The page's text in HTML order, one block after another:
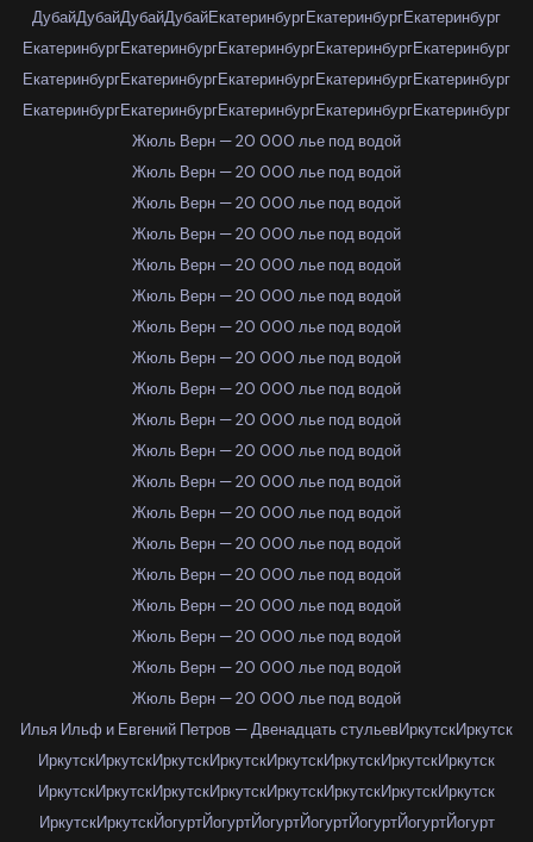
ДубайДубайДубайДубайЕкатеринбургЕкатеринбургЕкатеринбург
ЕкатеринбургЕкатеринбургЕкатеринбургЕкатеринбургЕкатеринбург
ЕкатеринбургЕкатеринбургЕкатеринбургЕкатеринбургЕкатеринбург
ЕкатеринбургЕкатеринбургЕкатеринбургЕкатеринбургЕкатеринбург
Жюль Верн — 20 000 лье под водой
Жюль Верн — 20 000 лье под водой
Жюль Верн — 20 000 лье под водой
Жюль Верн — 20 000 лье под водой
Жюль Верн — 20 000 лье под водой
Жюль Верн — 20 000 лье под водой
Жюль Верн — 20 000 лье под водой
Жюль Верн — 20 000 лье под водой
Жюль Верн — 20 000 лье под водой
Жюль Верн — 20 000 лье под водой
Жюль Верн — 20 000 лье под водой
Жюль Верн — 20 000 лье под водой
Жюль Верн — 20 000 лье под водой
Жюль Верн — 20 000 лье под водой
Жюль Верн — 20 000 лье под водой
Жюль Верн — 20 000 лье под водой
Жюль Верн — 20 000 лье под водой
Жюль Верн — 20 000 лье под водой
Жюль Верн — 20 000 лье под водой
Илья Ильф и Евгений Петров — Двенадцать стульевИркутскИркутск
ИркутскИркутскИркутскИркутскИркутскИркутскИркутскИркутск
ИркутскИркутскИркутскИркутскИркутскИркутскИркутскИркутск
ИркутскИркутскЙогуртЙогуртЙогуртЙогуртЙогуртЙогуртЙогурт